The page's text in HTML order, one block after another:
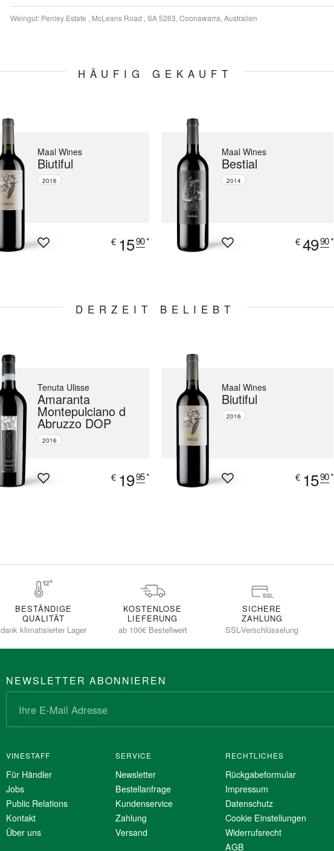
Weingut: Penley Estate , McLeans Road , SA 5263, Coonawarra, Australien
HÄUFIG GEKAUFT
Maal Wines
Biutiful
2016
€ 1590*
Maal Wines
Bestial
2014
€ 4990*
DERZEIT BELIEBT
Tenuta Ulisse
Amaranta
Montepulciano d
Abruzzo DOP
2016
€ 1995*
Maal Wines
Biutiful
2016
€ 1590*
BESTÄNDIGE
QUALITÄT
dank klimatisierter Lager
KOSTENLOSE
LIEFERUNG
ab 100€ Bestellwert
SICHERE
ZAHLUNG
SSL-Verschlüsselung
NEWSLETTER ABONNIEREN
VINESTAFF
Für Händler
Jobs
Public Relations
Kontakt
Über uns
SERVICE
Newsletter
Bestellanfrage
Kundenservice
Zahlung
Versand
RECHTLICHES
Rückgabeformular
Impressum
Datenschutz
Cookie Einstellungen
Widerrufsrecht
AGB